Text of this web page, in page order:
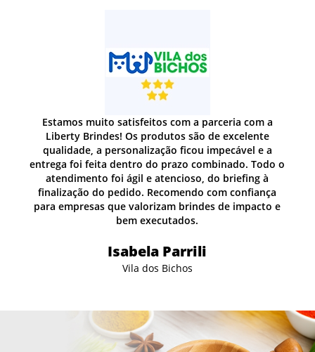
Estamos muito satisfeitos com a parceria com a
Liberty Brindes! Os produtos são de excelente
qualidade, a personalização ficou impecável e a
entrega foi feita dentro do prazo combinado. Todo o
atendimento foi ágil e atencioso, do briefing à
finalização do pedido. Recomendo com confiança
para empresas que valorizam brindes de impacto e
bem executados.
Isabela Parrili
Vila dos Bichos